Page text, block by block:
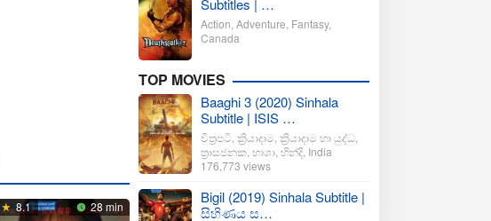
8.1 28 min
Subtitles | …
Action Adventure Fantasy,
Canada
TOP MOVIES
Baaghi 3 (2020) Sinhala
Subtitle | ISIS …
චිත්‍රපටි ක්‍රියාදාම ක්‍රියාදාම හා යුද්ධ
ත්‍රාසජනක භාශා හින්දි India
176,773 views
Bigil (2019) Sinhala Subtitle |
සිහිණය ස…